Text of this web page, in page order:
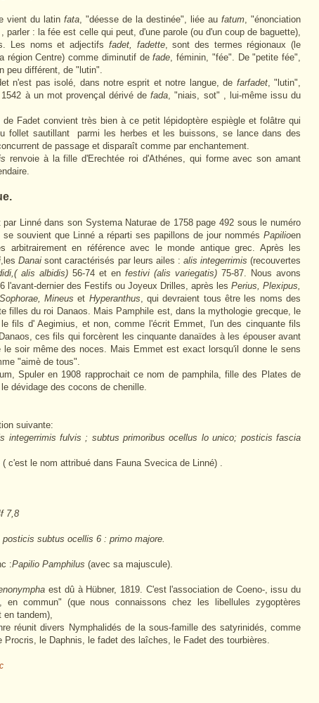
vient du latin fata, "déesse de la destinée", liée au fatum, "énonciation
, parler : la fée est celle qui peut, d'une parole (ou d'un coup de baguette),
Les noms et adjectifs fadet, fadette, sont des termes régionaux (le
région Centre) comme diminutif defade, féminin, "fée". De "petite fée",
peu différent, de "lutin".
n'est pas isolé, dans notre esprit et notre langue, de farfadet, "lutin",
à un mot provençal dérivé defada, "niais, sot" , lui-même issu du
Fadet convient très bien à ce petit lépidoptère espiègle et folâtre qui
follet sautillant parmi les herbes et les buissons, se lance dans des
de passage et disparaît comme par enchantement.
renvoie à la fille d'Erechtée roi d'Athénes, qui forme avec son amant
Linné dans son Systema Naturae de 1758 page 492 sous le numéro
souvient que Linné a réparti ses papillons de jour nommés Papilioen
arbitrairement en référence avec le monde antique grec. Après les
,lesDanai sont caractérisés par leurs ailes : alis integerrimis (recouvertes
alis albidis) 56-74 et en festivi (alis variegatis) 75-87. Nous avons
l'avant-dernier des Festifs ou Joyeux Drilles, après les Perius, Plexipus,
Mineus et Hyperanthus, qui devraient tous être les noms des
filles du roi Danaos. Mais Pamphile est, dans la mythologie grecque, le
fils d' Aegimius, et non, comme l'écrit Emmet, l'un des cinquante fils
ces fils qui forcèrent les cinquante danaïdes à les épouser avant
soir même des noces. Mais Emmet est exact lorsqu'il donne le sens
"aimè de tous".
Spuler en 1908 rapprochait ce nom de pamphila, fille des Plates de
dévidage des cocons de chenille.
suivante:
integerrimis fulvis ; subtus primoribus ocellus lo unico; posticis fascia
( c'est le nom attribué dans Fauna Svecica de Linné) .
7,8
subtus ocellis 6 : primo majore.
:Papilio Pamphilus (avec sa majuscule).
est dû à Hübner, 1819. C'est l'association de Coeno-, issu du
en commun" (que nous connaissons chez les libellules zygoptères
tandem),
réunit divers Nymphalidés de la sous-famille des satyrinidés, comme
Procris, le Daphnis, le fadet des laîches, le Fadet des tourbières.